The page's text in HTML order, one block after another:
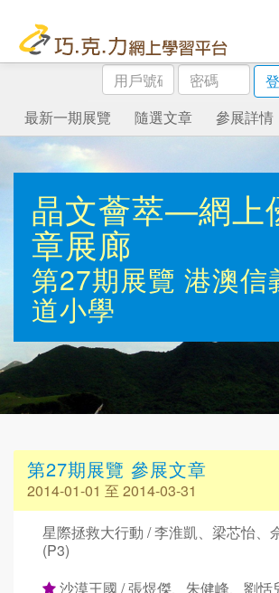
用
戶
號
碼
密
碼
最新一期展覽
隨選文章 參展詳情
晶文薈萃—網上
章展廊
第27期展覽 港澳信
道小學
第27期展覽 參展文章
2014-01-01 至 2014-03-31
星際拯救大行動 / 李淮凱、梁芯怡、
(P3)
沙漠王國 / 張煜傑、朱健峰、劉恬